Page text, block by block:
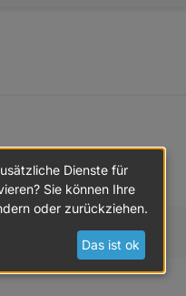
Starting Zigbee npm
Try to reconnect.
(internal/
Dienste für
Sie können Ihre
oder zurückziehen.
Das ist ok